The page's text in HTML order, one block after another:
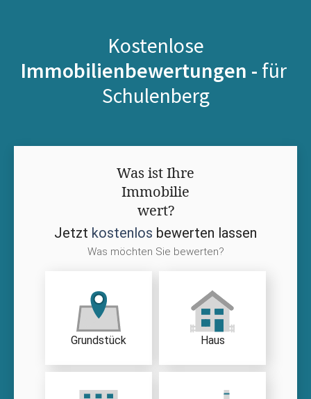
Kostenlose
Immobilienbewertungen - für
Schulenberg
Was ist Ihre
Immobilie
wert?
Jetzt kostenlos bewerten lassen
Was möchten Sie bewerten?
Grundstück Haus